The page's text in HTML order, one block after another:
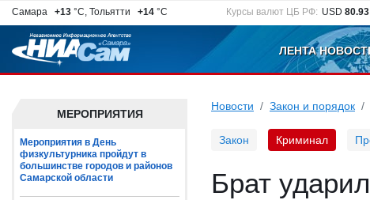
Самара +13 °C, Тольятти +14 °C Курсы валют ЦБ РФ: USD80.93
ЛЕНТА
МЕРОПРИЯТИЯ
Мероприятия в День
физкультурника пройдут в
большинстве городов и районов
Самарской области
Новости Закон и порядок
Закон Криминал
Брат